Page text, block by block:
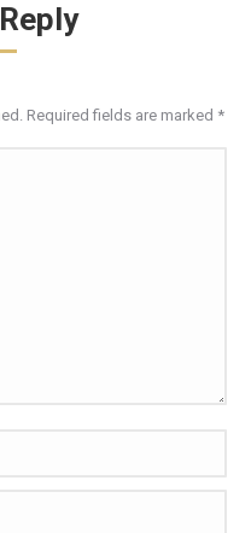
Required fields are marked *